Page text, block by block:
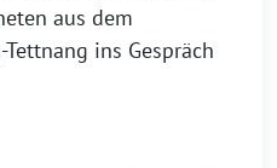
aus dem
ins Gespräch